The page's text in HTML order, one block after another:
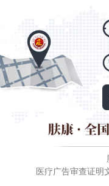
医疗广告审查证明